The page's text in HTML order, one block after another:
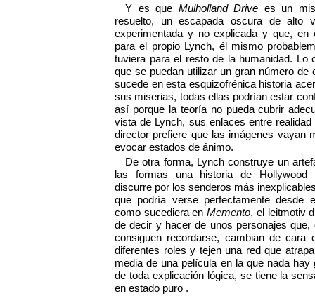
Y es que Mulholland Drive es un
resuelto, un escapada oscura de alto
experimentada y no explicada y que, en
para el propio Lynch, él mismo
tuviera para el resto de la humanidad. Lo
que se puedan utilizar un gran número de
sucede en esta esquizofrénica historia
sus miserias, todas ellas podrían estar
así porque la teoría no pueda cubrir
vista de Lynch, sus enlaces entre
director prefiere que las imágenes vayan
evocar estados de ánimo.
De otra forma, Lynch construye un
las formas una historia de Hollywood
discurre por los senderos más
que podría verse perfectamente desde
como sucediera enMemento, el leitmotiv
de decir y hacer de unos personajes
consiguen recordarse, cambian de cara
diferentes roles y tejen una red que
media de una película en la que nada hay
de toda explicación lógica, se tiene la
en estado puro .